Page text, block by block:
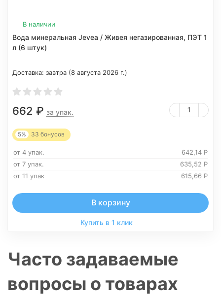
В наличии
Вода минеральная Jevea / Живея негазированная, ПЭТ 1
л (6 штук)
Доставка: завтра (8 августа 2026 г.)
662 ₽ за упак.
5% 33 бонусов
от 4 упак. 642,14 Р
от 7 упак.
635,52 Р
от 11 упак
615,66 Р
В корзину
Купить в 1 клик
Часто задаваемые
вопросы о товарах